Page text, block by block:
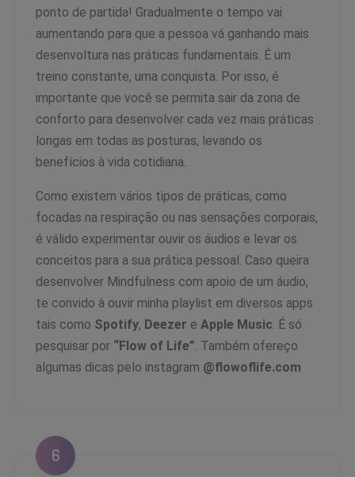
ponto de partida! Gradualmente o tempo vai
aumentando para que a pessoa vá ganhando mais
desenvoltura nas práticas fundamentais. É um
treino constante, uma conquista. Por isso, é
importante que você se permita sair da zona de
conforto para desenvolver cada vez mais práticas
longas em todas as posturas, levando os
benefícios à vida cotidiana.
Como existem vários tipos de práticas, como
focadas na respiração ou nas sensações corporais,
é válido experimentar ouvir os áudios e levar os
conceitos para a sua prática pessoal. Caso queira
desenvolver Mindfulness com apoio de um áudio,
te convido à ouvir minha playlist em diversos apps
tais como Spotify, Deezer e Apple Music. É só
pesquisar por “Flow of Life”. Também ofereço
algumas dicas pelo instagram @flowoflife.com
6